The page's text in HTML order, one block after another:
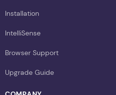
Installation
IntelliSense
Browser Support
Upgrade Guide